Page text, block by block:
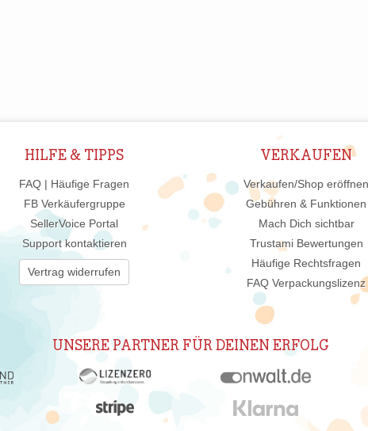
HILFE & TIPPS
FAQ | Häufige Fragen
FB Verkäufergruppe
SellerVoice Portal
Support kontaktieren
Vertrag widerrufen
VERKAUFEN
Verkaufen/Shop
Gebühren & Funktionen
Mach Dich sichtbar
Trustami Bewertungen
Häufige Rechtsfragen
FAQ Verpackungslizenz
UNSERE PARTNER FÜR DEINEN ERFOLG